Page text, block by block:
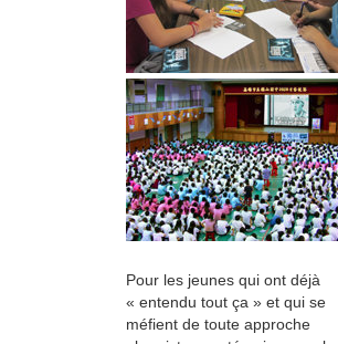
Pour les jeunes qui ont déjà
« entendu tout ça » et qui se
méfient de toute approche